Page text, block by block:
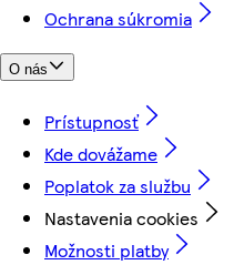
Ochrana súkromia
O nás
Prístupnosť
Kde dovážame
Poplatok za službu
Nastavenia cookies
Možnosti platby